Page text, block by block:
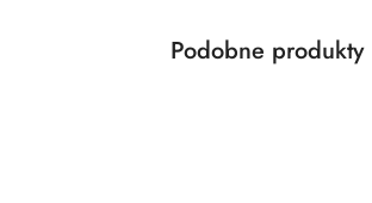
Pomiń karuzelę produktów
Produkty
Podobne produkty